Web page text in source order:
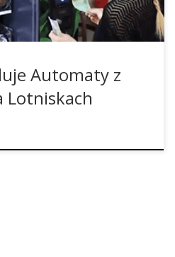
Automaty z
Lotniskach